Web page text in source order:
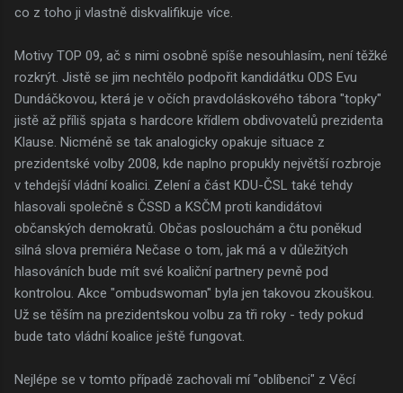
co z toho ji vlastně diskvalifikuje více.
Motivy TOP 09, ač s nimi osobně spíše nesouhlasím, není těžké
rozkrýt. Jistě se jim nechtělo podpořit kandidátku ODS Evu
Dundáčkovou, která je v očích pravdoláskového tábora "topky"
jistě až příliš spjata s hardcore křídlem obdivovatelů prezidenta
Klause. Nicméně se tak analogicky opakuje situace z
prezidentské volby 2008, kde naplno propukly největší rozbroje
v tehdejší vládní koalici. Zelení a část KDU-ČSL také tehdy
hlasovali společně s ČSSD a KSČM proti kandidátovi
občanských demokratů. Občas poslouchám a čtu poněkud
silná slova premiéra Nečase o tom, jak má a v důležitých
hlasováních bude mít své koaliční partnery pevně pod
kontrolou. Akce "ombudswoman" byla jen takovou zkouškou.
Už se těším na prezidentskou volbu za tři roky - tedy pokud
bude tato vládní koalice ještě fungovat.
Nejlépe se v tomto případě zachovali mí "oblíbenci" z Věcí